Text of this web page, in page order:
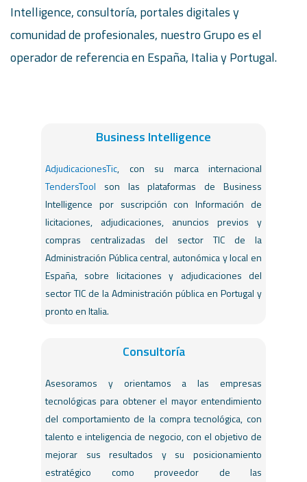
Intelligence, consultoría, portales digitales y
comunidad de profesionales, nuestro Grupo es el
operador de referencia en España, Italia y Portugal.
Business Intelligence
AdjudicacionesTic, con su marca internacional
TendersTool son las plataformas de Business
Intelligence por suscripción con Información de
licitaciones, adjudicaciones, anuncios previos y
compras centralizadas del sector TIC de la
Administración Pública central, autonómica y local en
España, sobre licitaciones y adjudicaciones del
sector TIC de la Administración pública en Portugal y
pronto en Italia.
Consultoría
Asesoramos y orientamos a las empresas
tecnológicas para obtener el mayor entendimiento
del comportamiento de la compra tecnológica, con
talento e inteligencia de negocio, con el objetivo de
mejorar sus resultados y su posicionamiento
estratégico como proveedor de las